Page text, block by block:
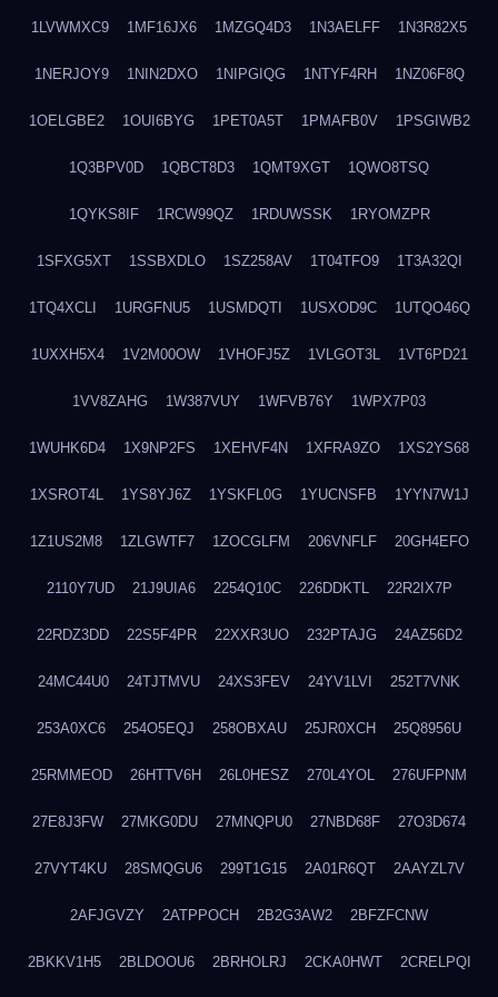
1LVWMXC9 1MF16JX6 1MZGQ4D3 1N3AELFF 1N3R82X5
1NERJOY9 1NIN2DXO 1NIPGIQG 1NTYF4RH 1NZ06F8Q
1OELGBE2 1OUI6BYG 1PET0A5T 1PMAFB0V 1PSGIWB2
1Q3BPV0D 1QBCT8D3 1QMT9XGT 1QWO8TSQ
1QYKS8IF 1RCW99QZ 1RDUWSSK 1RYOMZPR
1SFXG5XT 1SSBXDLO 1SZ258AV 1T04TFO9 1T3A32QI
1TQ4XCLI 1URGFNU5 1USMDQTI 1USXOD9C 1UTQO46Q
1UXXH5X4 1V2M00OW 1VHOFJ5Z 1VLGOT3L 1VT6PD21
1VV8ZAHG 1W387VUY 1WFVB76Y 1WPX7P03
1WUHK6D4 1X9NP2FS 1XEHVF4N 1XFRA9ZO 1XS2YS68
1XSROT4L 1YS8YJ6Z 1YSKFL0G 1YUCNSFB 1YYN7W1J
1Z1US2M8 1ZLGWTF7 1ZOCGLFM 206VNFLF 20GH4EFO
2110Y7UD 21J9UIA6 2254Q10C 226DDKTL 22R2IX7P
22RDZ3DD 22S5F4PR 22XXR3UO 232PTAJG 24AZ56D2
24MC44U0 24TJTMVU 24XS3FEV 24YV1LVI 252T7VNK
253A0XC6 254O5EQJ 258OBXAU 25JR0XCH 25Q8956U
25RMMEOD 26HTTV6H 26L0HESZ 270L4YOL 276UFPNM
27E8J3FW 27MKG0DU 27MNQPU0 27NBD68F 27O3D674
27VYT4KU 28SMQGU6 299T1G15 2A01R6QT 2AAYZL7V
2AFJGVZY 2ATPPOCH 2B2G3AW2 2BFZFCNW
2BKKV1H5 2BLDOOU6 2BRHOLRJ 2CKA0HWT 2CRELPQI